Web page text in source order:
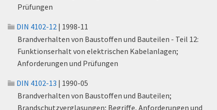
Prüfungen
DIN 4102-12 | 1998-11
Brandverhalten von Baustoffen und Bauteilen - Teil 12:
Funktionserhalt von elektrischen Kabelanlagen;
Anforderungen und Prüfungen
DIN 4102-13 | 1990-05
Brandverhalten von Baustoffen und Bauteilen;
Brandschutzverglasungen; Begriffe, Anforderungen und